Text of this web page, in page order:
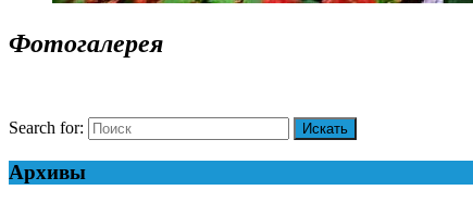
Фотогалерея
Search for:
Архивы